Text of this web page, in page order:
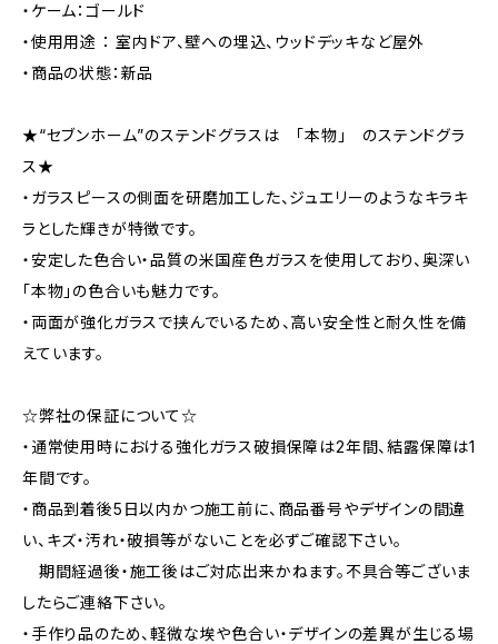
・ケーム：ゴールド
・使用用途 ： 室内ドア、壁への埋込、ウッドデッキなど屋外
・商品の状態：新品
★“セブンホーム”のステンドグラスは 「本物」 のステンドグラ
ス★
・ガラスピースの側面を研磨加工した、ジュエリーのようなキラキ
ラとした輝きが特徴です。
・安定した色合い・品質の米国産色ガラスを使用しており、奥深い
「本物」の色合いも魅力です。
・両面が強化ガラスで挟んでいるため、高い安全性と耐久性を備
えています。
☆弊社の保証について☆
・通常使用時における強化ガラス破損保障は2年間、結露保障は1
年間です。
・商品到着後5日以内かつ施工前に、商品番号やデザインの間違
い、キズ・汚れ・破損等がないことを必ずご確認下さい。
期間経過後・施工後はご対応出来かねます。不具合等ございま
したらご連絡下さい。
・手作り品のため、軽微な埃や色合い・デザインの差異が生じる場